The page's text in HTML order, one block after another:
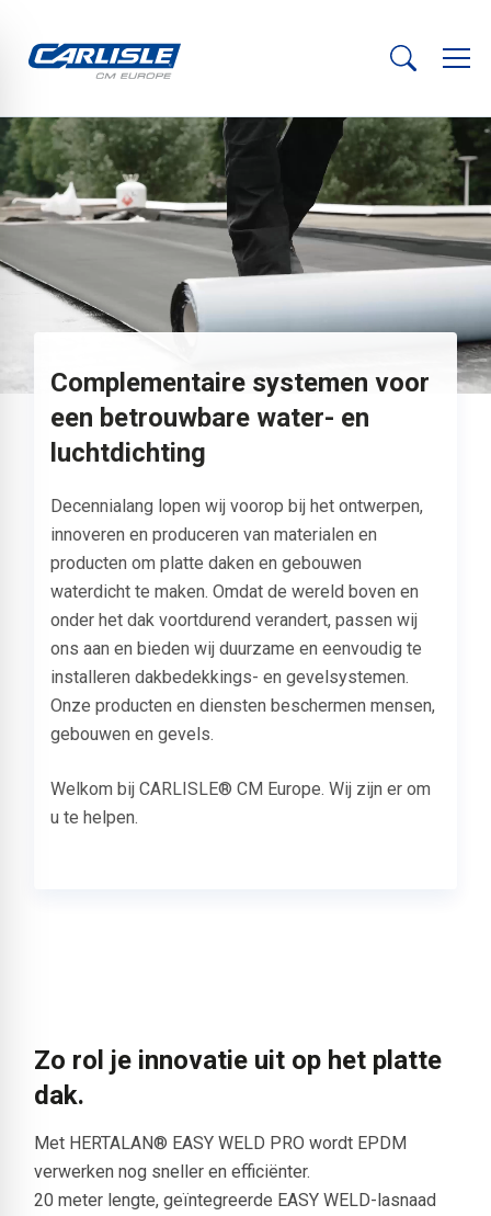
Complementaire systemen voor
een betrouwbare water- en
luchtdichting
Decennialang lopen wij voorop bij het ontwerpen,
innoveren en produceren van materialen en
producten om platte daken en gebouwen
waterdicht te maken. Omdat de wereld boven en
onder het dak voortdurend verandert, passen wij
ons aan en bieden wij duurzame en eenvoudig te
installeren dakbedekkings- en gevelsystemen.
Onze producten en diensten beschermen mensen,
gebouwen en gevels.
Welkom bij CARLISLE® CM Europe. Wij zijn er om
u te helpen.
Zo rol je innovatie uit op het platte
dak.
Met HERTALAN® EASY WELD PRO wordt EPDM
verwerken nog sneller en efficiënter.
20 meter lengte, geïntegreerde EASY WELD-lasnaad